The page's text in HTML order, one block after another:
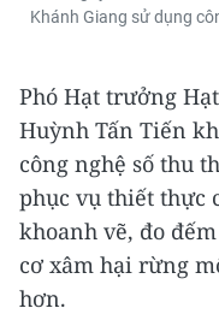
Khánh Giang sử dụng
Phó Hạt trưởng
Huỳnh Tấn Tiến
công nghệ số thu
phục vụ thiết thực
khoanh vẽ, đo
cơ xâm hại rừng
hơn.